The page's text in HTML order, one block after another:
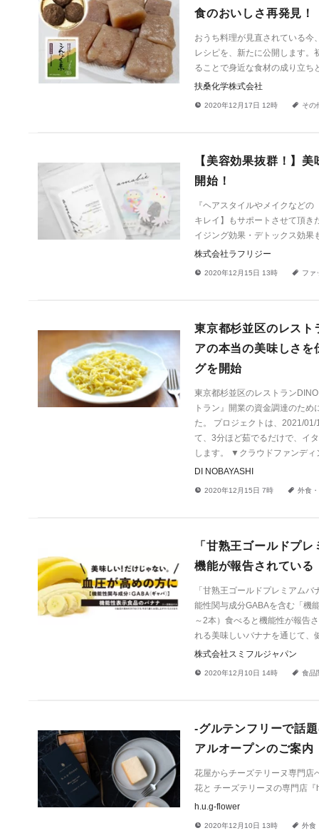
食のおいしさ再発見！
おうち料理が見直されている今
レシピを、新たに公開します
ることで身近な食材の成り立ち
扶桑化学株式会社
! 2020年12月17日 12時 a その
【美容効果抜群！】
開始！
『ヘアスタイルやメイクなど
キレイ】もサポートさせて頂き
イジング効果・デトックス効果
株式会社ラフリジー
! 2020年12月15日 13時 a ファ
東京都杉並区のレス
アの本当の美味しさ
グを開始
東京都杉並区のレストラン
トラン』開業の資金調達のた
た。 プロジェクトは、2021/
て、3分ほど茹でるだけで、イ
します。 ▼クラウドファンデ
DI NOBAYASHI
! 2020年12月15日 7時 a 外食
「甘熟王ゴールドプ
機能が報告されている
「甘熟王ゴールドプレミアム
能性関与成分GABAを含む「機
～2本）食べると機能性が報告
れる美味しいバナナを通じて、
株式会社スミフルジャパン
! 2020年12月10日 14時 a 食品
-グルテンフリーで話
アルオープンのご案内
花屋からチーズテリーヌ専門店
花と チーズテリーヌの専門店
h.u.g-flower
! 2020年12月10日 13時 a 外食